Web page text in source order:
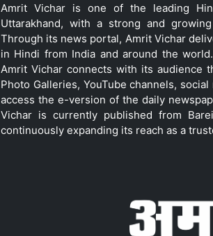
Amrit Vichar is one of the leading
Uttarakhand, with a strong and
Through its news portal, Amrit Vichar
in Hindi from India and around the
Amrit Vichar connects with its audience
Photo Galleries, YouTube channels,
access the e-version of the daily
Vichar is currently published from
continuously expanding its reach as a